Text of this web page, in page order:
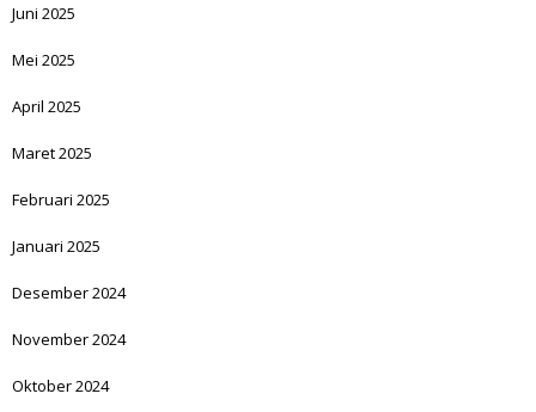
Juni 2025
Mei 2025
April 2025
Maret 2025
Februari 2025
Januari 2025
Desember 2024
November 2024
Oktober 2024